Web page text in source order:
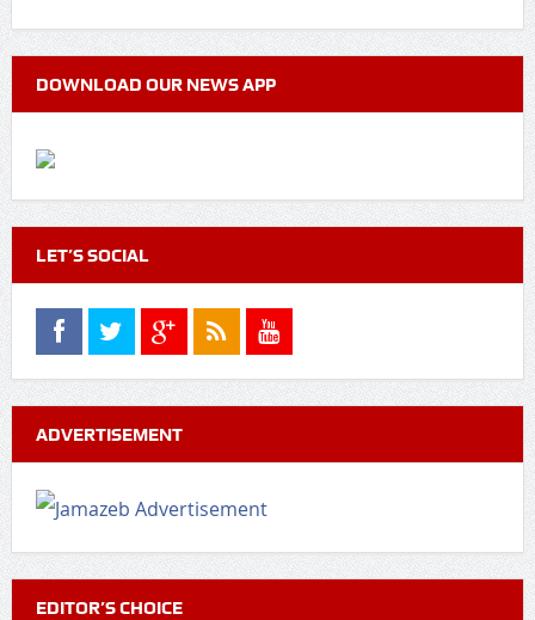
DOWNLOAD OUR NEWS APP
LET’S SOCIAL
ADVERTISEMENT
EDITOR’S CHOICE